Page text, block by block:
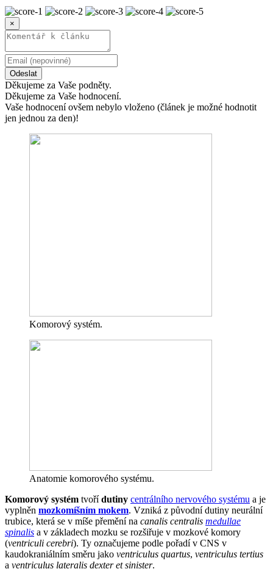
×
Odeslat
Děkujeme za Vaše podněty.
Děkujeme za Vaše hodnocení.
Vaše hodnocení ovšem nebylo vloženo (článek je možné hodnotit
jen jednou za den)!
Komorový systém.
Anatomie komorového systému.
Komorový systém tvořídutiny centrálního nervového systému a je
vyplněn mozkomíšním mokem. Vzniká z původní dutiny neurální
trubice, která se v míše přemění na canalis centralis medullae
spinalis a v základech mozku se rozšiřuje v mozkové komory
(ventriculi cerebri). Ty označujeme podle pořadí v CNS v
kaudokraniálním směru jako ventriculus quartus, ventriculus tertius
a ventriculus lateralis dexter et sinister.